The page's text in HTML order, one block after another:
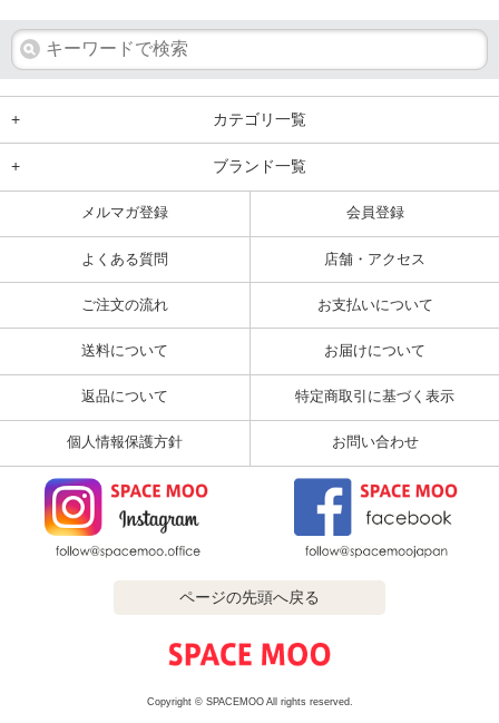
+ カテゴリ一覧
+ ブランド一覧
メルマガ登録 会員登録
よくある質問 店舗・アクセス
ご注文の流れ お支払いについて
送料について お届けについて
返品について 特定商取引に基づく表示
個人情報保護方針 お問い合わせ
ページの先頭へ戻る
Copyright © SPACEMOO All rights reserved.